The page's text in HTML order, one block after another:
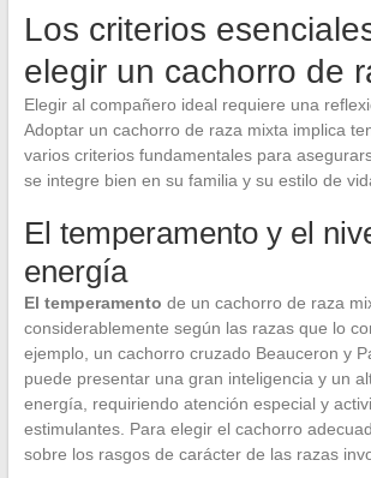
Los criterios
elegir un cachorro de
Elegir al compañero ideal requiere una
Adoptar un cachorro de raza mixta implica
varios criterios fundamentales para
se integre bien en su familia y su estilo de
El temperamento y el
energía
El temperamento de un cachorro de raza
considerablemente según las razas que lo
ejemplo, un cachorro cruzado Beauceron y
puede presentar una gran inteligencia y un
energía, requiriendo atención especial y
estimulantes. Para elegir el cachorro
sobre los rasgos de carácter de las razas